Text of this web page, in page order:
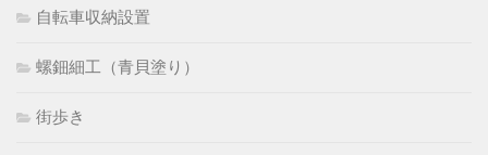
自転車収納設置
螺鈿細工（青貝塗り）
街歩き